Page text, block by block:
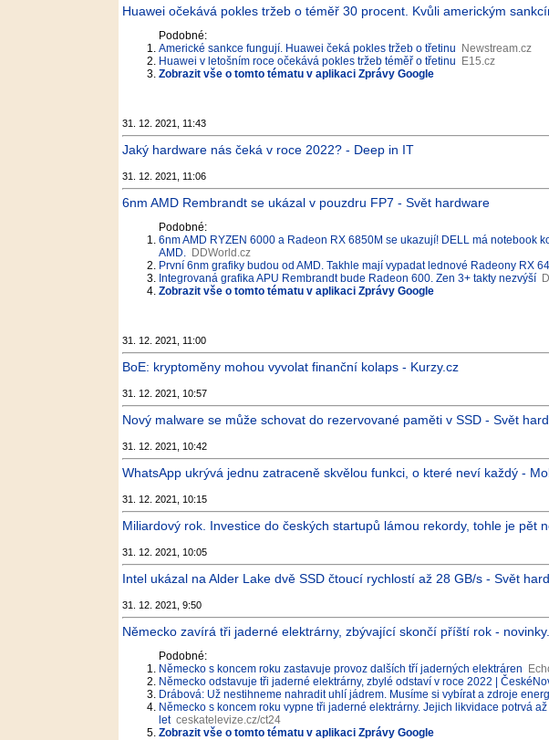
Huawei očekává pokles tržeb o téměř 30 procent. Kvůli americkým
Podobné:
Americké sankce fungují. Huawei čeká pokles tržeb o třetinu
Newstream.cz
Huawei v letošním roce očekává pokles tržeb téměř o třetinu
E15.cz
Zobrazit vše o tomto tématu v aplikaci Zprávy Google
31. 12. 2021, 11:43
Jaký hardware nás čeká v roce 2022? - Deep in IT
31. 12. 2021, 11:06
6nm AMD Rembrandt se ukázal v pouzdru FP7 - Svět hardware
Podobné:
6nm AMD RYZEN 6000 a Radeon RX 6850M se ukazují! DELL má notebook
AMD. DDWorld.cz
První 6nm grafiky budou od AMD. Takhle mají vypadat lednové Radeony RX
Integrovaná grafika APU Rembrandt bude Radeon 600. Zen 3+ takty nezvýší
Zobrazit vše o tomto tématu v aplikaci Zprávy Google
31. 12. 2021, 11:00
BoE: kryptoměny mohou vyvolat finanční kolaps - Kurzy.cz
31. 12. 2021, 10:57
Nový malware se může schovat do rezervované paměti v SSD - Svět
31. 12. 2021, 10:42
WhatsApp ukrývá jednu zatraceně skvělou funkci, o které neví každý -
31. 12. 2021, 10:15
Miliardový rok. Investice do českých startupů lámou rekordy, tohle je pět
31. 12. 2021, 10:05
Intel ukázal na Alder Lake dvě SSD čtoucí rychlostí až 28 GB/s - Svět
31. 12. 2021, 9:50
Německo zavírá tři jaderné elektrárny, zbývající skončí příští rok -
Podobné:
Německo s koncem roku zastavuje provoz dalších tří jaderných elektráren
Německo odstavuje tři jaderné elektrárny, zbylé odstaví v roce 2022 |
Drábová: Už nestihneme nahradit uhlí jádrem. Musíme si vybírat a zdroje
Německo s koncem roku vypne tři jaderné elektrárny. Jejich likvidace potrvá
let ceskatelevize.cz/ct24
Zobrazit vše o tomto tématu v aplikaci Zprávy Google